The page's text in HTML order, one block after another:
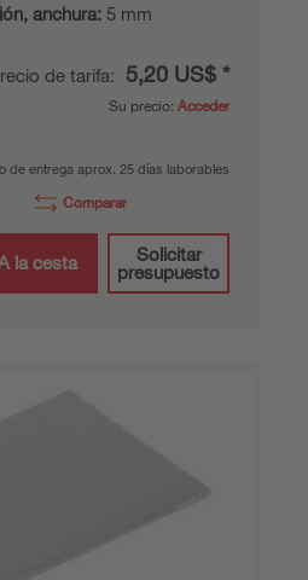
anchura: 5 mm
de tarifa: 5,20 US$ *
Su precio: Acceder
de entrega aprox. 25 días laborables
Comparar
la cesta
Solicitar
presupuesto